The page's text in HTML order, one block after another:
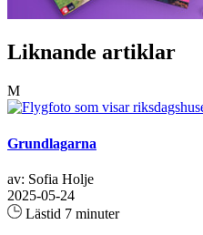
Liknande artiklar
M
Grundlagarna
av: Sofia Holje
2025-05-24
Lästid 7 minuter